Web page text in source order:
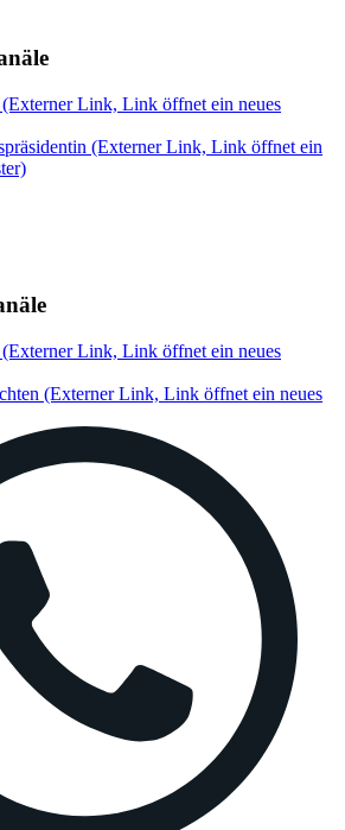
(Externer Link, Link öffnet ein neues
(Externer Link, Link öffnet ein
(Externer Link, Link öffnet ein neues
(Externer Link, Link öffnet ein neues